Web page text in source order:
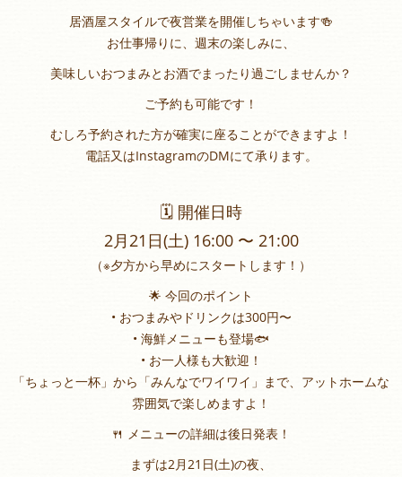
居酒屋スタイルで夜営業を開催しちゃいます🍻
お仕事帰りに、週末の楽しみに、
美味しいおつまみとお酒でまったり過ごしませんか？
ご予約も可能です！
むしろ予約された方が確実に座ることができますよ！
電話又はInstagramのDMにて承ります。
🗓 開催日時
2月21日(土) 16:00 〜 21:00
（※夕方から早めにスタートします！）
🌟 今回のポイント
• おつまみやドリンクは300円〜
• 海鮮メニューも登場🐟
• お一人様も大歓迎！
「ちょっと一杯」から「みんなでワイワイ」まで、アットホームな
雰囲気で楽しめますよ！
🍴 メニューの詳細は後日発表！
まずは2月21日(土)の夜、